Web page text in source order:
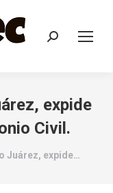
expide
Civil.
Juárez, expide…